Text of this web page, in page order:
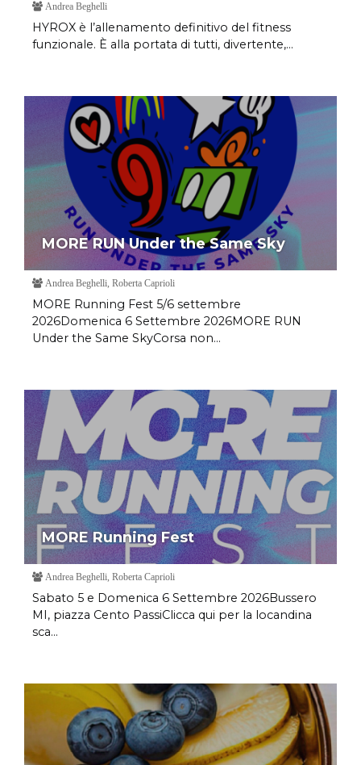
Andrea Beghelli
HYROX è l’allenamento definitivo del fitness
funzionale. È alla portata di tutti, divertente,...
MORE RUN Under the Same Sky
Andrea Beghelli, Roberta Caprioli
MORE Running Fest 5/6 settembre
2026Domenica 6 Settembre 2026MORE RUN
Under the Same SkyCorsa non...
MORE Running Fest
Andrea Beghelli, Roberta Caprioli
Sabato 5 e Domenica 6 Settembre 2026Bussero
MI, piazza Cento PassiClicca qui per la locandina
sca...